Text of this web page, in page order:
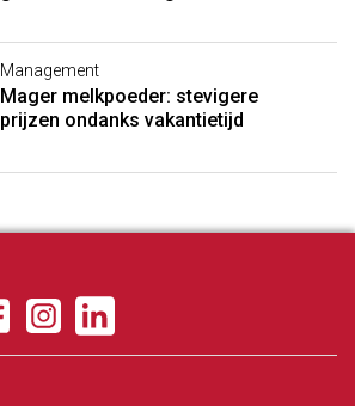
Management
Mager melkpoeder: stevigere
prijzen ondanks vakantietijd